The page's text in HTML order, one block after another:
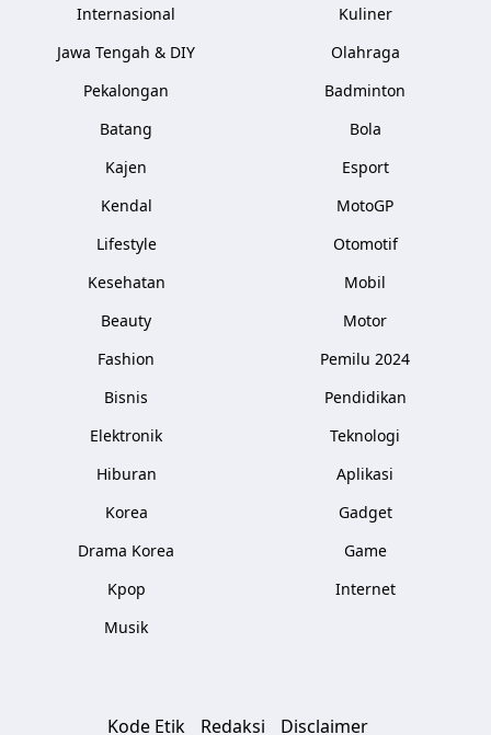
Internasional
Jawa Tengah & DIY
Pekalongan
Batang
Kajen
Kendal
Lifestyle
Kesehatan
Beauty
Fashion
Bisnis
Elektronik
Hiburan
Korea
Drama Korea
Kpop
Musik
Kuliner
Olahraga
Badminton
Bola
Esport
MotoGP
Otomotif
Mobil
Motor
Pemilu 2024
Pendidikan
Teknologi
Aplikasi
Gadget
Game
Internet
Kode Etik Redaksi Disclaimer